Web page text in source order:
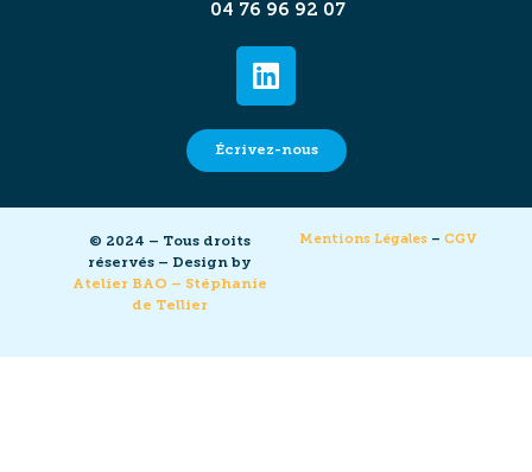
04 76 96 92 07
Écrivez-nous
© 2024 – Tous droits
réservés – Design by
Atelier BAO – Stéphanie
de Tellier
Mentions Légales – CGV